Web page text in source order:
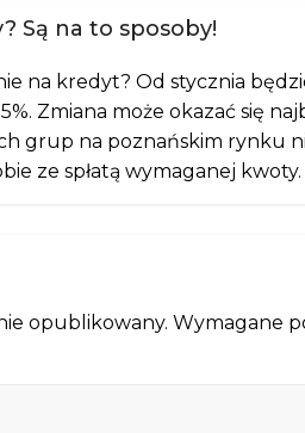
Są na to sposoby!
na kredyt? Od stycznia
Zmiana może okazać się
grup na poznańskim rynku
ze spłatą wymaganej
opublikowany. Wymagane